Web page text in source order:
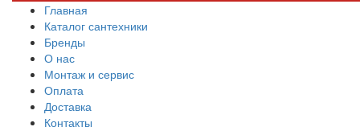
Главная
Каталог сантехники
Бренды
О нас
Монтаж и сервис
Оплата
Доставка
Контакты